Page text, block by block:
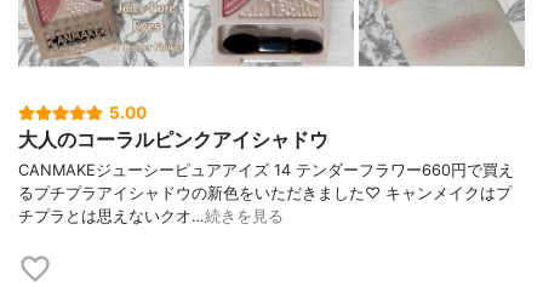
5.00
大人のコーラルピンクアイシャドウ
CANMAKEジューシーピュアアイズ 14 テンダーフラワー660円で買え
るプチプラアイシャドウの新色をいただきました♡ キャンメイクはプ
チプラとは思えないクオ…続きを見る